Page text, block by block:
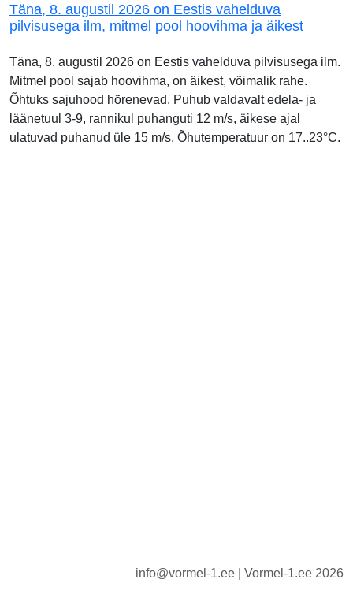
Täna, 8. augustil 2026 on Eestis vahelduva
pilvisusega ilm, mitmel pool hoovihma ja äikest
Täna, 8. augustil 2026 on Eestis vahelduva pilvisusega ilm.
Mitmel pool sajab hoovihma, on äikest, võimalik rahe.
Õhtuks sajuhood hõrenevad. Puhub valdavalt edela- ja
läänetuul 3-9, rannikul puhanguti 12 m/s, äikese ajal
ulatuvad puhanud üle 15 m/s. Õhutemperatuur on 17..23°C.
info@vormel-1.ee | Vormel-1.ee 2026